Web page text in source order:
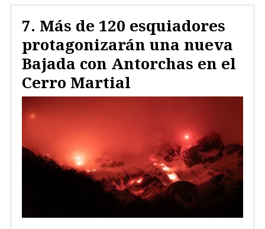
Más de 120 esquiadores
protagonizarán una nueva
Bajada con Antorchas en el
Cerro Martial